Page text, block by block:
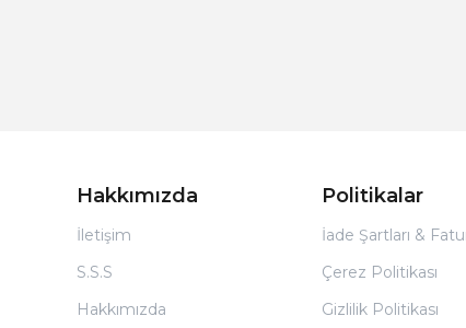
Hakkımızda
İletişim
S.S.S
Hakkımızda
Politikalar
İade Şartları &
Çerez Politikası
Gizlilik Politikası